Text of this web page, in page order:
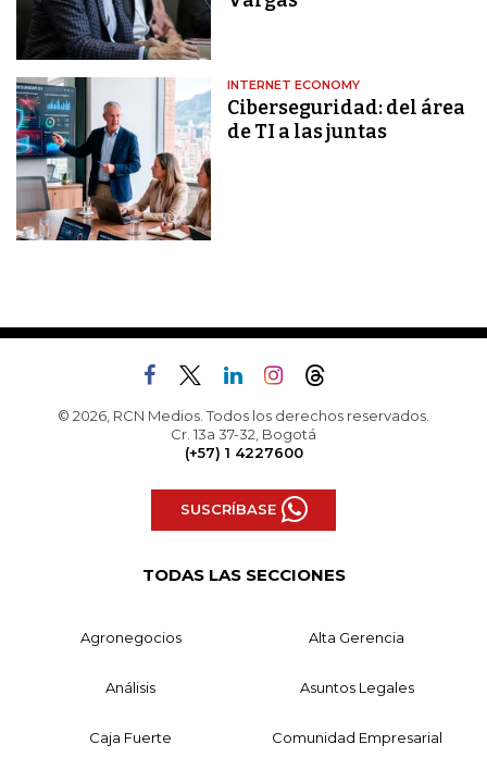
INTERNET ECONOMY
Ciberseguridad: del área
de TI a las juntas
© 2026, RCN Medios. Todos los derechos reservados.
Cr. 13a 37-32, Bogotá
(+57) 1 4227600
SUSCRÍBASE
TODAS LAS SECCIONES
Agronegocios Alta Gerencia
Análisis Asuntos Legales
Caja Fuerte Comunidad Empresarial